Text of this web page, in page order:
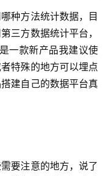
种方法统计数据，目
三方数据统计平台，
一款新产品我建议使
特殊的地方可以埋点
建自己的数据平台真
要注意的地方，说了